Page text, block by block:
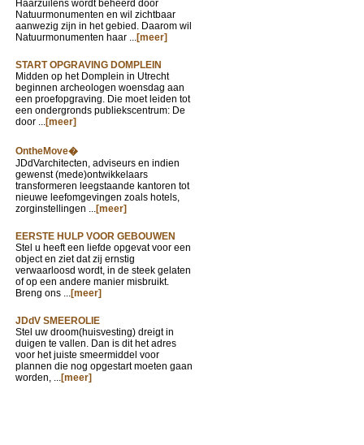
Haarzuilens wordt beheerd door
Natuurmonumenten en wil zichtbaar
aanwezig zijn in het gebied. Daarom wil
Natuurmonumenten haar ...[meer]
START OPGRAVING DOMPLEIN
Midden op het Domplein in Utrecht
beginnen archeologen woensdag aan
een proefopgraving. Die moet leiden tot
een ondergronds publiekscentrum: De
door ...[meer]
OntheMove�
JDdVarchitecten, adviseurs en indien
gewenst (mede)ontwikkelaars
transformeren leegstaande kantoren tot
nieuwe leefomgevingen zoals hotels,
zorginstellingen ...[meer]
EERSTE HULP VOOR GEBOUWEN
Stel u heeft een liefde opgevat voor een
object en ziet dat zij ernstig
verwaarloosd wordt, in de steek gelaten
of op een andere manier misbruikt.
Breng ons ...[meer]
JDdV SMEEROLIE
Stel uw droom(huisvesting) dreigt in
duigen te vallen. Dan is dit het adres
voor het juiste smeermiddel voor
plannen die nog opgestart moeten gaan
worden, ...[meer]